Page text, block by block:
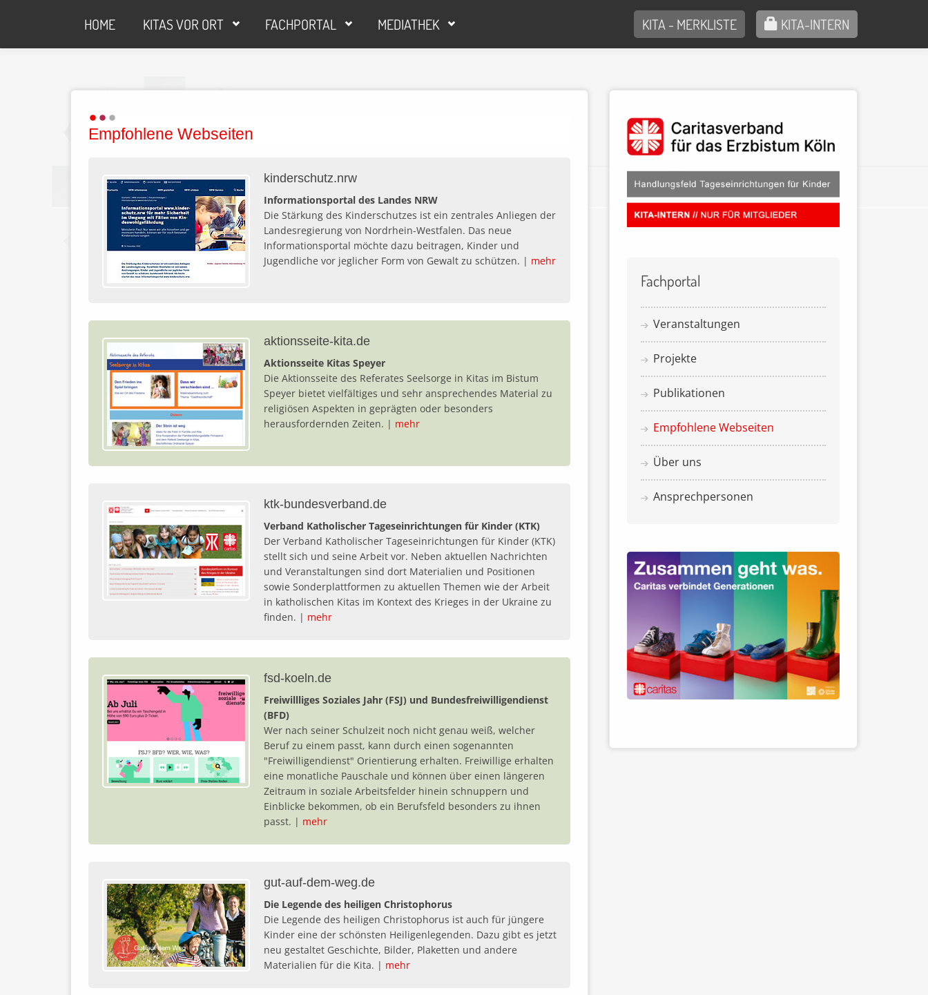
HOME KITAS VOR ORT FACHPORTAL MEDIATHEK KITA-INTERN
KITA - MERKLISTE
Fachportal
Veranstaltungen
Projekte
Publikationen
Empfohlene Webseiten
Über uns
Ansprechpersonen
Empfohlene Webseiten
kinderschutz.nrw
Informationsportal des Landes NRW
Die Stärkung des Kinderschutzes ist ein zentrales Anliegen der
Landesregierung von Nordrhein-Westfalen. Das neue
Informationsportal möchte dazu beitragen, Kinder und
Jugendliche vor jeglicher Form von Gewalt zu schützen. | mehr
aktionsseite-kita.de
Aktionsseite Kitas Speyer
Die Aktionsseite des Referates Seelsorge in Kitas im Bistum
Speyer bietet vielfältiges und sehr ansprechendes Material zu
religiösen Aspekten in geprägten oder besonders
herausfordernden Zeiten. | mehr
ktk-bundesverband.de
Verband Katholischer Tageseinrichtungen für Kinder (KTK)
Der Verband Katholischer Tageseinrichtungen für Kinder (KTK)
stellt sich und seine Arbeit vor. Neben aktuellen Nachrichten
und Veranstaltungen sind dort Materialien und Positionen
sowie Sonderplattformen zu aktuellen Themen wie der Arbeit
in katholischen Kitas im Kontext des Krieges in der Ukraine zu
finden. | mehr
fsd-koeln.de
Freiwillliges Soziales Jahr (FSJ) und Bundesfreiwilligendienst
(BFD)
Wer nach seiner Schulzeit noch nicht genau weiß, welcher
Beruf zu einem passt, kann durch einen sogenannten
"Freiwilligendienst" Orientierung erhalten. Freiwillige erhalten
eine monatliche Pauschale und können über einen längeren
Zeitraum in soziale Arbeitsfelder hinein schnuppern und
Einblicke bekommen, ob ein Berufsfeld besonders zu ihnen
passt. | mehr
gut-auf-dem-weg.de
Die Legende des heiligen Christophorus
Die Legende des heiligen Christophorus ist auch für jüngere
Kinder eine der schönsten Heiligenlegenden. Dazu gibt es jetzt
neu gestaltet Geschichte, Bilder, Plaketten und andere
Materialien für die Kita. | mehr